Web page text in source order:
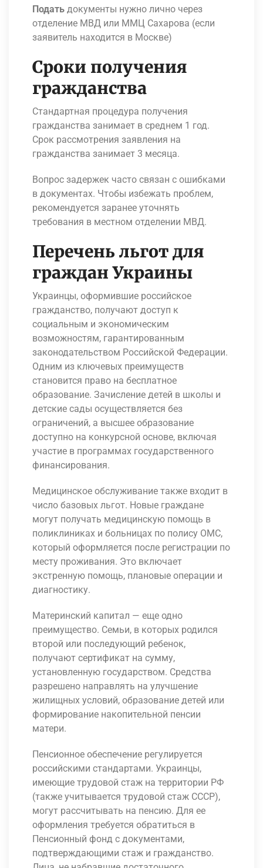
Подать документы нужно лично через
отделение МВД или ММЦ Сахарова (если
заявитель находится в Москве)
Сроки получения
гражданства
Стандартная процедура получения
гражданства занимает в среднем 1 год.
Срок рассмотрения заявления на
гражданства занимает 3 месяца.
Вопрос задержек часто связан с ошибками
в документах. Чтобы избежать проблем,
рекомендуется заранее уточнять
требования в местном отделении МВД.
Перечень льгот для
граждан Украины
Украинцы, оформившие российское
гражданство, получают доступ к
социальным и экономическим
возможностям, гарантированным
законодательством Российской Федерации.
Одним из ключевых преимуществ
становится право на бесплатное
образование. Зачисление детей в школы и
детские сады осуществляется без
ограничений, а высшее образование
доступно на конкурсной основе, включая
участие в программах государственного
финансирования.
Медицинское обслуживание также входит в
число базовых льгот. Новые граждане
могут получать медицинскую помощь в
поликлиниках и больницах по полису ОМС,
который оформляется после регистрации по
месту проживания. Это включает
экстренную помощь, плановые операции и
диагностику.
Материнский капитал — еще одно
преимущество. Семьи, в которых родился
второй или последующий ребенок,
получают сертификат на сумму,
установленную государством. Средства
разрешено направлять на улучшение
жилищных условий, образование детей или
формирование накопительной пенсии
матери.
Пенсионное обеспечение регулируется
российскими стандартами. Украинцы,
имеющие трудовой стаж на территории РФ
(также учитывается трудовой стаж СССР),
могут рассчитывать на пенсию. Для ее
оформления требуется обратиться в
Пенсионный фонд с документами,
подтверждающими стаж и гражданство.